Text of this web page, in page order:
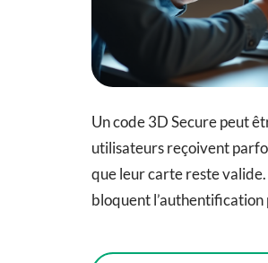
Un code 3D Secure peut
utilisateurs reçoivent
que leur carte reste
bloquent